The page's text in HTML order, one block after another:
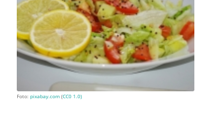
Foto: pixabay.com(CC0 1.0)